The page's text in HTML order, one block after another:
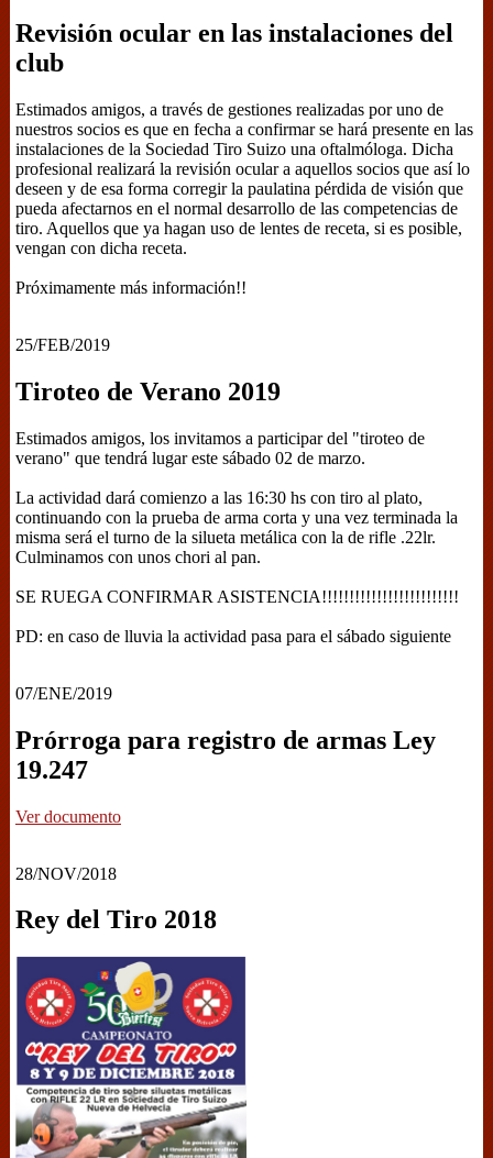
Revisión ocular en las instalaciones del
club
Estimados amigos, a través de gestiones realizadas por uno de
nuestros socios es que en fecha a confirmar se hará presente en las
instalaciones de la Sociedad Tiro Suizo una oftalmóloga. Dicha
profesional realizará la revisión ocular a aquellos socios que así lo
deseen y de esa forma corregir la paulatina pérdida de visión que
pueda afectarnos en el normal desarrollo de las competencias de
tiro. Aquellos que ya hagan uso de lentes de receta, si es posible,
vengan con dicha receta.
Próximamente más información!!
25/FEB/2019
Tiroteo de Verano 2019
Estimados amigos, los invitamos a participar del "tiroteo de
verano" que tendrá lugar este sábado 02 de marzo.
La actividad dará comienzo a las 16:30 hs con tiro al plato,
continuando con la prueba de arma corta y una vez terminada la
misma será el turno de la silueta metálica con la de rifle .22lr.
Culminamos con unos chori al pan.
SE RUEGA CONFIRMAR ASISTENCIA!!!!!!!!!!!!!!!!!!!!!!!!!
PD: en caso de lluvia la actividad pasa para el sábado siguiente
07/ENE/2019
Prórroga para registro de armas Ley
19.247
Ver documento
28/NOV/2018
Rey del Tiro 2018